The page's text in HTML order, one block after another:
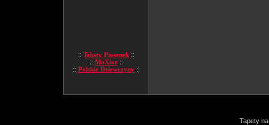
:: Teksty Piosenek ::
:: MaXior ::
:: Polskie Dziewczyny ::
Tapety